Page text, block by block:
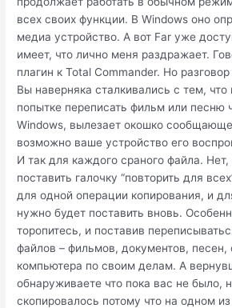
всех своих функции. В Windows оно
медиа устройство. А вот Far уже
имеет, что лично меня раздражает.
плагин к Total Commander. Но
Вы наверняка сталкивались с тем,
попытке переписать фильм или песню
Windows, вылезает окошко
возможно ваше устройство его
И так для каждого сраного файла.
поставить галочку “повторить для
для одной операции копирования, и
нужно будет поставить вновь.
торопитесь, и поставив
файлов – фильмов, документов, песен,
компьютера по своим делам. А
обнаруживаете что пока вас не было,
скопировалось потому что на одном